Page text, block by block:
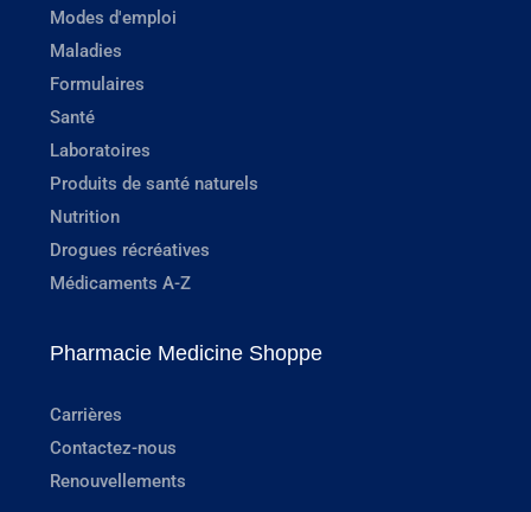
Modes d'emploi
Maladies
Formulaires
Santé
Laboratoires
Produits de santé naturels
Nutrition
Drogues récréatives
Médicaments A-Z
Pharmacie Medicine Shoppe
Carrières
Contactez-nous
Renouvellements